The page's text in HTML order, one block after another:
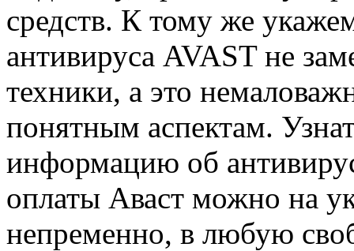
средств. К тому же
антивируса AVAST не
техники, а это
понятным аспектам.
информацию об
оплаты Аваст можно на
непременно, в любую